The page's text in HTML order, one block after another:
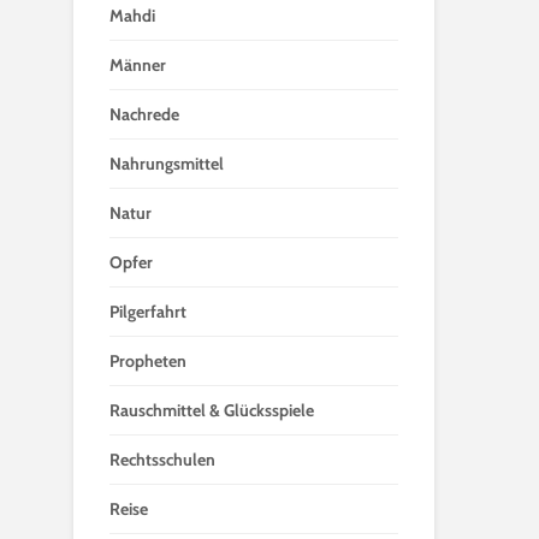
Mahdi
Männer
Nachrede
Nahrungsmittel
Natur
Opfer
Pilgerfahrt
Propheten
Rauschmittel & Glücksspiele
Rechtsschulen
Reise